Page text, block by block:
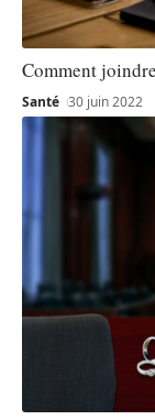
Comment
Santé 30 juin 2022